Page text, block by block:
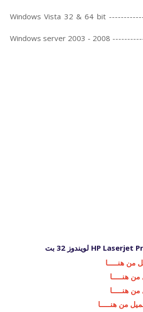
Windows Vista 32 & 64 bit
Windows server 2003 - 2008
من هنـــــا
هنـــــا
هنـــــا
من هنـــــا